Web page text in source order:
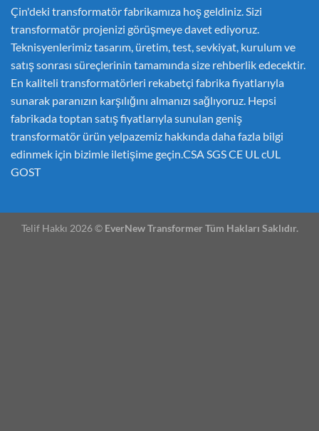
Çin'deki transformatör fabrikamıza hoş geldiniz. Sizi
transformatör projenizi görüşmeye davet ediyoruz.
Teknisyenlerimiz tasarım, üretim, test, sevkiyat, kurulum ve
satış sonrası süreçlerinin tamamında size rehberlik edecektir.
En kaliteli transformatörleri rekabetçi fabrika fiyatlarıyla
sunarak paranızın karşılığını almanızı sağlıyoruz. Hepsi
fabrikada toptan satış fiyatlarıyla sunulan geniş
transformatör ürün yelpazemiz hakkında daha fazla bilgi
edinmek için bizimle iletişime geçin.CSA SGS CE UL cUL
GOST
Telif Hakkı 2026 © EverNew Transformer Tüm Hakları Saklıdır.